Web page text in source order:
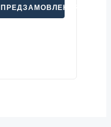
ПРЕДЗАМОВЛЕННЯ